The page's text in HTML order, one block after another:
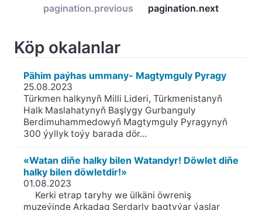
pagination.previous pagination.next
Köp okalanlar
Pähim paýhas ummany- Magtymguly Pyragy
25.08.2023
Türkmen halkynyň Milli Lideri, Türkmenistanyň
Halk Maslahatynyň Başlygy Gurbanguly
Berdimuhammedowyň Magtymguly Pyragynyň
300 ýyllyk toýy barada dör...
«Watan diňe halky bilen Watandyr! Döwlet diňe
halky bilen döwletdir!»
01.08.2023
Kerki etrap taryhy we ülkäni öwreniş
muzeýinde Arkadag Serdarly bagtyýar ýaşlar